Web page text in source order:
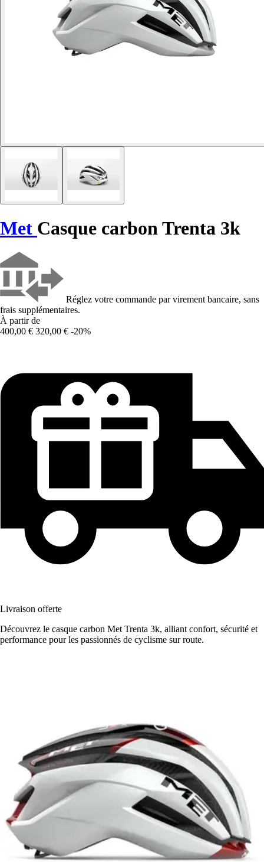
Met Casque carbon Trenta 3k
Réglez votre commande par virement bancaire, sans
frais supplémentaires.
À partir de
400,00 € 320,00 € -20%
Livraison offerte
Découvrez le casque carbon Met Trenta 3k, alliant confort, sécurité et
performance pour les passionnés de cyclisme sur route.